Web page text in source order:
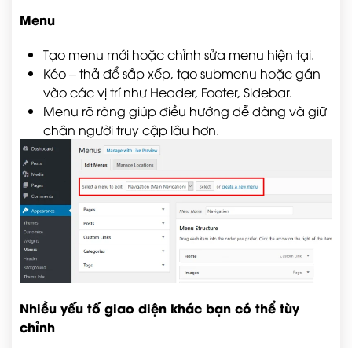
Menu
Tạo menu mới hoặc chỉnh sửa menu hiện tại.
Kéo – thả để sắp xếp, tạo submenu hoặc gán
vào các vị trí như Header, Footer, Sidebar.
Menu rõ ràng giúp điều hướng dễ dàng và giữ
chân người truy cập lâu hơn.
Nhiều yếu tố giao diện khác bạn có thể tùy
chỉnh